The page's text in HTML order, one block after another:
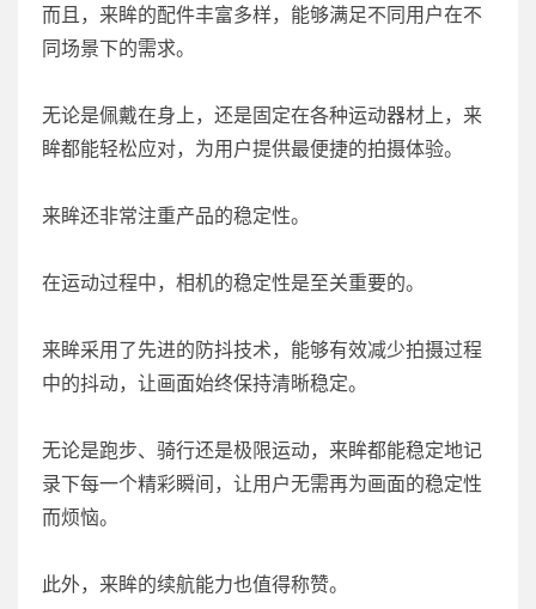
而且，来眸的配件丰富多样，能够满足不同用户在不
同场景下的需求。
无论是佩戴在身上，还是固定在各种运动器材上，来
眸都能轻松应对，为用户提供最便捷的拍摄体验。
来眸还非常注重产品的稳定性。
在运动过程中，相机的稳定性是至关重要的。
来眸采用了先进的防抖技术，能够有效减少拍摄过程
中的抖动，让画面始终保持清晰稳定。
无论是跑步、骑行还是极限运动，来眸都能稳定地记
录下每一个精彩瞬间，让用户无需再为画面的稳定性
而烦恼。
此外，来眸的续航能力也值得称赞。